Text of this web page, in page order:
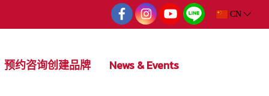
CN
预约咨询创建品牌 News & Events